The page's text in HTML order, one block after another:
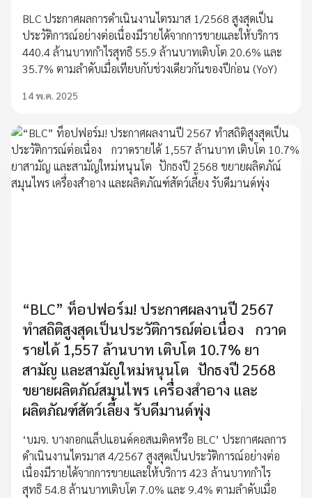
BLC ประกาศผลการดำเนินงานไตรมาส 1/2568 สูงสุดเป็น
ประวัติการณ์อย่างต่อเนื่องมีรายได้จากการขายและให้บริการ
440.4 ล้านบาทกำไรสุทธิ 55.9 ล้านบาทเติบโต 20.6% และ
35.7% ตามลำดับเมื่อเทียบกับช่วงเดียวกันของปีก่อน (YoY)
14 พ.ค. 2025
“BLC” ท็อปฟอร์ม! ประกาศผลงานปี 2567
ทำสถิติสูงสุดเป็นประวัติการณ์ต่อเนื่อง กวาด
รายได้ 1,557 ล้านบาท เติบโต 10.7% ยา
สามัญ และสามัญใหม่หนุนโต ปักธงปี 2568
ขยายผลิตภัณ์สมุนไพร เครื่องสำอาง และ
ผลิตภัณฑ์สัตว์เลี้ยง รับดีมานด์พุ่ง
‘บมจ. บางกอกแล็ปแอนด์คอสเมติคหรือ BLC’ ประกาศผลการ
ดำเนินงานไตรมาส 4/2567 สูงสุดเป็นประวัติการณ์อย่างต่อ
เนื่องมีรายได้จากการขายและให้บริการ 423 ล้านบาทกำไร
สุทธิ 54.8 ล้านบาทเติบโต 7.0% และ 9.4% ตามลำดับเมื่อ